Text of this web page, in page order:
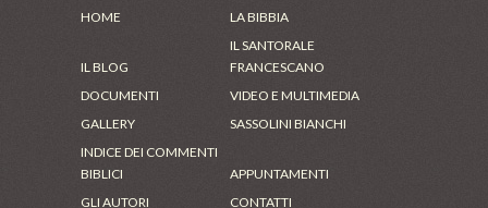
HOME LA BIBBIA
IL BLOG
IL SANTORALE
FRANCESCANO
DOCUMENTI
VIDEO E MULTIMEDIA
GALLERY
SASSOLINI BIANCHI
INDICE DEI COMMENTI
BIBLICI
APPUNTAMENTI
GLI AUTORI
CONTATTI